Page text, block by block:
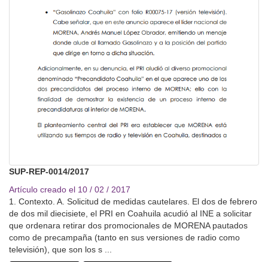
SUP-REP-0014/2017
Artículo creado el 10 / 02 / 2017
1. Contexto. A. Solicitud de medidas cautelares. El dos de febrero
de dos mil diecisiete, el PRI en Coahuila acudió al INE a solicitar
que ordenara retirar dos promocionales de MORENA pautados
como de precampaña (tanto en sus versiones de radio como
televisión), que son los s ...